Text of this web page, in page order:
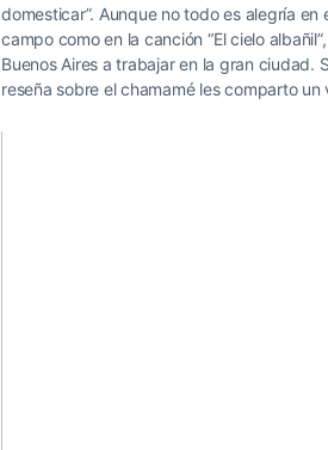
domesticar”. Aunque no todo es alegría
campo como en la canción “El cielo
Buenos Aires a trabajar en la gran ciudad.
reseña sobre el chamamé les comparto